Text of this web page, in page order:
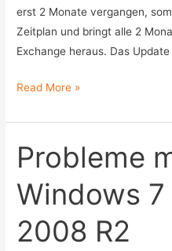
erst 2 Monate vergangen,
Zeitplan und bringt alle 2
Exchange heraus. Das Update
Update
3
für
Exchange
2010
SP1
und
Exchange
Read More »
Probleme
Windows
2008 R2